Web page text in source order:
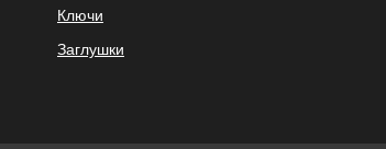
Ключи
Заглушки